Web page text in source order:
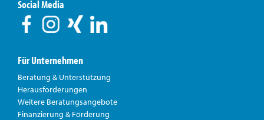
Social Media
Für Unternehmen
Beratung & Unterstützung
Herausforderungen
Weitere Beratungsangebote
Finanzierung & Förderung